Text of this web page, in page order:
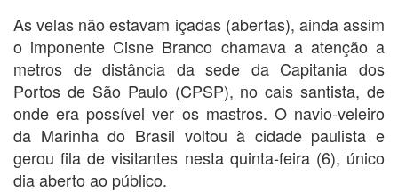
As velas não estavam içadas (abertas), ainda assim
o imponente Cisne Branco chamava a atenção a
metros de distância da sede da Capitania dos
Portos de São Paulo (CPSP), no cais santista, de
onde era possível ver os mastros. O navio-veleiro
da Marinha do Brasil voltou à cidade paulista e
gerou fila de visitantes nesta quinta-feira (6), único
dia aberto ao público.